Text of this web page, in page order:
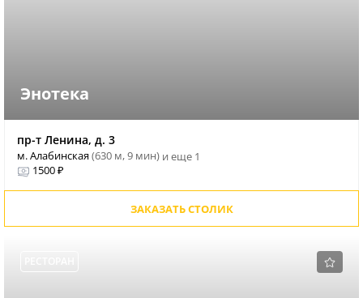
Энотека
пр-т Ленина, д. 3
м. Алабинская(630 м, 9 мин) и еще 1
1500 ₽
ЗАКАЗАТЬ СТОЛИК